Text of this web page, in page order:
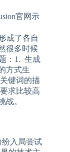
官网示
成了各自
很多时候
：1. 生成
方式生
键词的描
求比较高
战。
纷入局尝试